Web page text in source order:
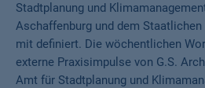
Stadtplanung und
Aschaffenburg und dem
mit definiert. Die wöchentlichen
externe Praxisimpulse von G.S.
Amt für Stadtplanung und